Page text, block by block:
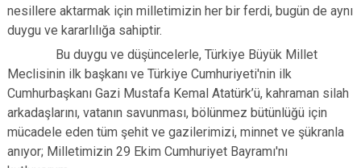
nesillere aktarmak için milletimizin her bir ferdi, bugün de aynı
duygu ve kararlılığa sahiptir.
Bu duygu ve düşüncelerle, Türkiye Büyük Millet
Meclisinin ilk başkanı ve Türkiye Cumhuriyeti'nin ilk
Cumhurbaşkanı Gazi Mustafa Kemal Atatürk’ü, kahraman silah
arkadaşlarını, vatanın savunması, bölünmez bütünlüğü için
mücadele eden tüm şehit ve gazilerimizi, minnet ve şükranla
anıyor; Milletimizin 29 Ekim Cumhuriyet Bayramı'nı